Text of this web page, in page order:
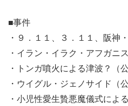
■事件
・９．１１、３．１１、阪神
・イラン・イラク・アフガニ
・トンガ噴火による津波？（公
・ウイグル・ジェノサイド（
・小児性愛生贄悪魔儀式によ